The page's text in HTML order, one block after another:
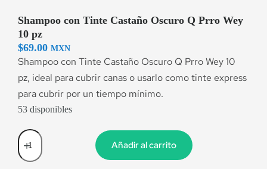
Shampoo con Tinte Castaño Oscuro Q Prro Wey
10 pz
$69.00 MXN
Shampoo con Tinte Castaño Oscuro Q Prro Wey 10
pz, ideal para cubrir canas o usarlo como tinte express
para cubrir por un tiempo mínimo.
53 disponibles
Añadir al carrito